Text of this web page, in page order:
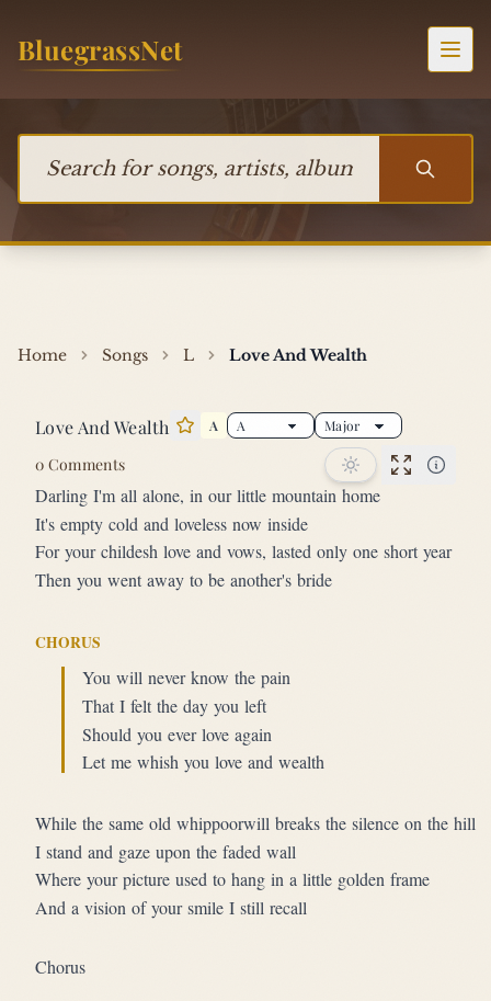
BluegrassNet
Home Songs L Love And Wealth
Love And Wealth Star this song
A
0 Comments
Darling I'm all alone, in our little mountain home
It's empty cold and loveless now inside
For your childesh love and vows, lasted only one short year
Then you went away to be another's bride
CHORUS
You will never know the pain
That I felt the day you left
Should you ever love again
Let me whish you love and wealth
While the same old whippoorwill breaks the silence on the hill
I stand and gaze upon the faded wall
Where your picture used to hang in a little golden frame
And a vision of your smile I still recall
Chorus